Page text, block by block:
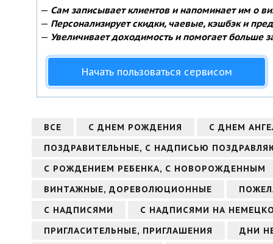
— Сам записывает клиентов и напоминает им о
— Персонализирует скидки, чаевые, кэшбэк и
— Увеличивает доходимость и помогает больше
Начать пользоваться сервисом
ВСЕ С ДНЕМ РОЖДЕНИЯ
С ДНЕМ
ПОЗДРАВИТЕЛЬНЫЕ, С НАДПИСЬЮ
С РОЖДЕНИЕМ РЕБЕНКА, С НОВОРОЖДЕННЫМ
ВИНТАЖНЫЕ, ДОРЕВОЛЮЦИОННЫЕ
С НАДПИСЯМИ
С НАДПИСЯМИ НА
ПРИГЛАСИТЕЛЬНЫЕ, ПРИГЛАШЕНИЯ
ДНИ